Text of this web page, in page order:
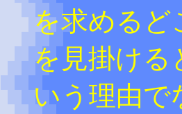
を求めるど
を見掛ける
いう理由で